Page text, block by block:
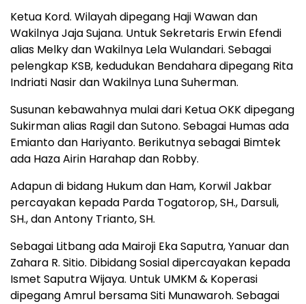
Ketua Kord. Wilayah dipegang Haji Wawan dan
Wakilnya Jaja Sujana. Untuk Sekretaris Erwin Efendi
alias Melky dan Wakilnya Lela Wulandari. Sebagai
pelengkap KSB, kedudukan Bendahara dipegang Rita
Indriati Nasir dan Wakilnya Luna Suherman.
Susunan kebawahnya mulai dari Ketua OKK dipegang
Sukirman alias Ragil dan Sutono. Sebagai Humas ada
Emianto dan Hariyanto. Berikutnya sebagai Bimtek
ada Haza Airin Harahap dan Robby.
Adapun di bidang Hukum dan Ham, Korwil Jakbar
percayakan kepada Parda Togatorop, SH., Darsuli,
SH., dan Antony Trianto, SH.
Sebagai Litbang ada Mairoji Eka Saputra, Yanuar dan
Zahara R. Sitio. Dibidang Sosial dipercayakan kepada
Ismet Saputra Wijaya. Untuk UMKM & Koperasi
dipegang Amrul bersama Siti Munawaroh. Sebagai